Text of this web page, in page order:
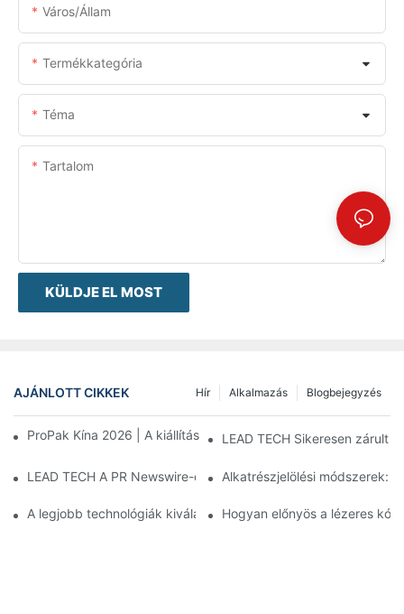
Város/állam
Termékkategória
Téma
Tartalom
KÜLDJE EL MOST
AJÁNLOTT CIKKEK Blogbejegyzés
Alkalmazás
Hír
ProPak Kína 2026 | A kiállítás véget ér, a szolgáltatásunk nem
LEAD TECH Sikeresen zárult
LEAD TECH A PR Newswire-on bemutatott felhőalapú
Alkatrészjelölési módszerek:
A legjobb technológiák kiválasztása a rugalmas csomagolási
Hogyan előnyös a lézeres